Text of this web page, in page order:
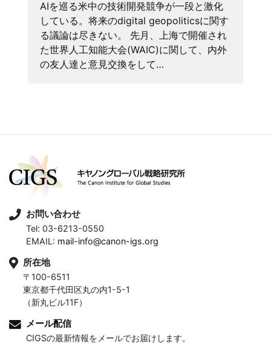
AIを巡る米中の技術開発競争が一段と激化
している。将来のdigital geopoliticsに関す
る議論は尽きない。 先月、上海で開催され
た世界人工知能大会(WAIC)に関して、内外
の友人達と意見交換をして…
お問い合わせ
Tel: 03-6213-0550
EMAIL: mail-info@canon-igs.org
所在地
〒100-6511
東京都千代田区丸の内1-5-1
（新丸ビル11F）
メール配信
CIGSの最新情報をメールでお届けします。